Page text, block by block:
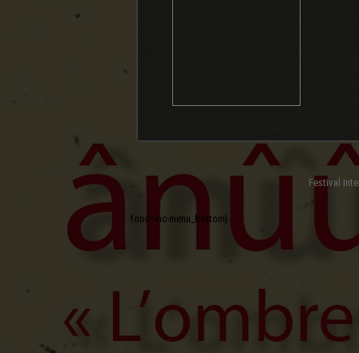
Festival
fond=inc-menu_bottom}